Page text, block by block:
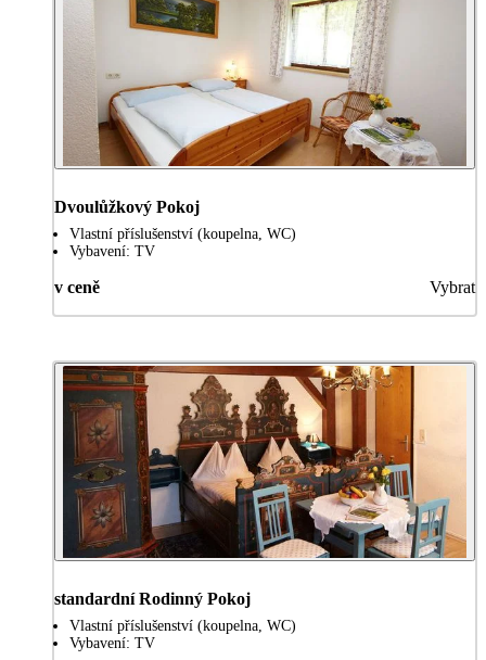
Dvoulůžkový Pokoj
Vlastní příslušenství (koupelna, WC)
Vybavení: TV
v ceně Vybrat
standardní Rodinný Pokoj
Vlastní příslušenství (koupelna, WC)
Vybavení: TV